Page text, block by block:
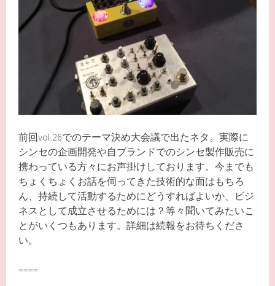
前回vol.26でのテーマ決め大会議で出たネタ。実際に
シンセの企画開発や自ブランドでのシンセ製作販売に
携わっている方々にお声掛けしております。今までも
ちょくちょくお話を伺ってきた技術的な面はもちろ
ん、持続して活動するためにどうすればよいか、ビジ
ネスとして成立させるためには？等々聞いてみたいこ
とがいくつもあります。詳細は続報をお待ちくださ
い。
====